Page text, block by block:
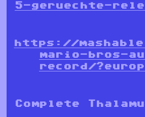
5-geruechte-
https://
mario-bros-
record/
Complete